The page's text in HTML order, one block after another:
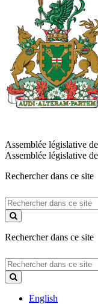
Assemblée législative
Assemblée législative
Rechercher dans ce site
Rechercher
dans
ce
Rechercher dans ce site
Rechercher
dans
ce
English